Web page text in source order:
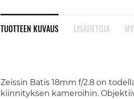
TUOTTEEN KUVAUS
Zeissin Batis 18mm f/2.8 on
kiinnityksen kameroihin.
LISÄTIETOJA